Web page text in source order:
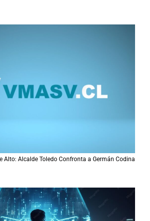
Alto: Alcalde Toledo Confronta a Germán Codina